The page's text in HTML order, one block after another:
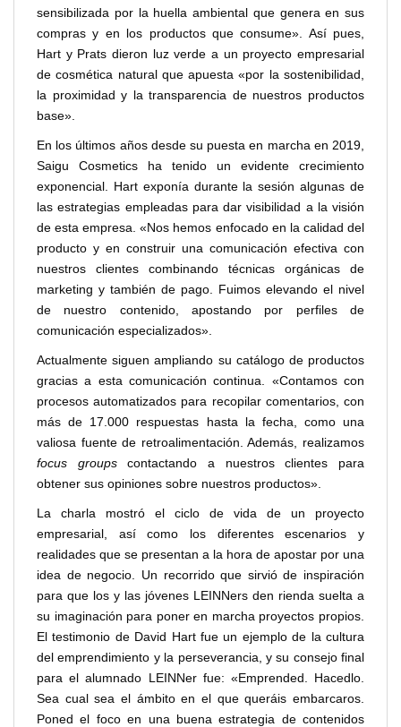
sensibilizada por la huella ambiental que genera en sus
compras y en los productos que consume». Así pues,
Hart y Prats dieron luz verde a un proyecto empresarial
de cosmética natural que apuesta «por la sostenibilidad,
la proximidad y la transparencia de nuestros productos
base».
En los últimos años desde su puesta en marcha en 2019,
Saigu Cosmetics ha tenido un evidente crecimiento
exponencial. Hart exponía durante la sesión algunas de
las estrategias empleadas para dar visibilidad a la visión
de esta empresa. «Nos hemos enfocado en la calidad del
producto y en construir una comunicación efectiva con
nuestros clientes combinando técnicas orgánicas de
marketing y también de pago. Fuimos elevando el nivel
de nuestro contenido, apostando por perfiles de
comunicación especializados».
Actualmente siguen ampliando su catálogo de productos
gracias a esta comunicación continua. «Contamos con
procesos automatizados para recopilar comentarios, con
más de 17.000 respuestas hasta la fecha, como una
valiosa fuente de retroalimentación. Además, realizamos
focus groupscontactando a nuestros clientes para
obtener sus opiniones sobre nuestros productos».
La charla mostró el ciclo de vida de un proyecto
empresarial, así como los diferentes escenarios y
realidades que se presentan a la hora de apostar por una
idea de negocio. Un recorrido que sirvió de inspiración
para que los y las jóvenes LEINNers den rienda suelta a
su imaginación para poner en marcha proyectos propios.
El testimonio de David Hart fue un ejemplo de la cultura
del emprendimiento y la perseverancia, y su consejo final
para el alumnado LEINNer fue: «Emprended. Hacedlo.
Sea cual sea el ámbito en el que queráis embarcaros.
Poned el foco en una buena estrategia de contenidos